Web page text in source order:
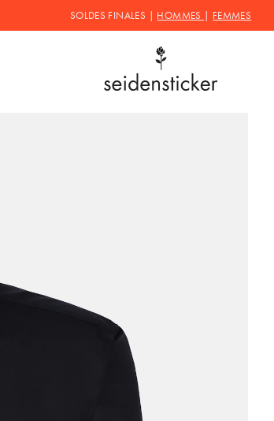
SOLDES FINALES | HOMMES FEMMES